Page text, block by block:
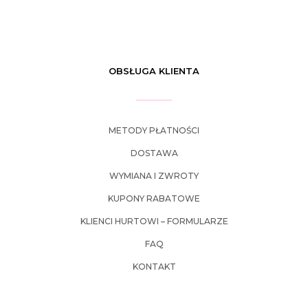
OBSŁUGA KLIENTA
METODY PŁATNOŚCI
DOSTAWA
WYMIANA I ZWROTY
KUPONY RABATOWE
KLIENCI HURTOWI – FORMULARZE
FAQ
KONTAKT